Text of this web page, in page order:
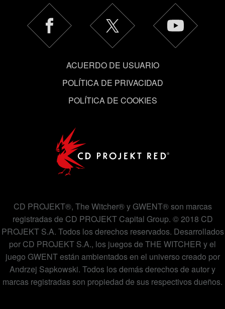
ACUERDO DE USUARIO
POLÍTICA DE PRIVACIDAD
POLÍTICA DE COOKIES
CD PROJEKT®, The Witcher® y GWENT® son marcas
registradas de CD PROJEKT Capital Group. © 2018 CD
PROJEKT S.A. Todos los derechos reservados. Desarrollados
por CD PROJEKT S.A., los juegos de THE WITCHER y el
juego GWENT están ambientados en el universo creado por
Andrzej Sapkowski. Todos los demás derechos de autor y
marcas registradas son propiedad de sus respectivos dueños.